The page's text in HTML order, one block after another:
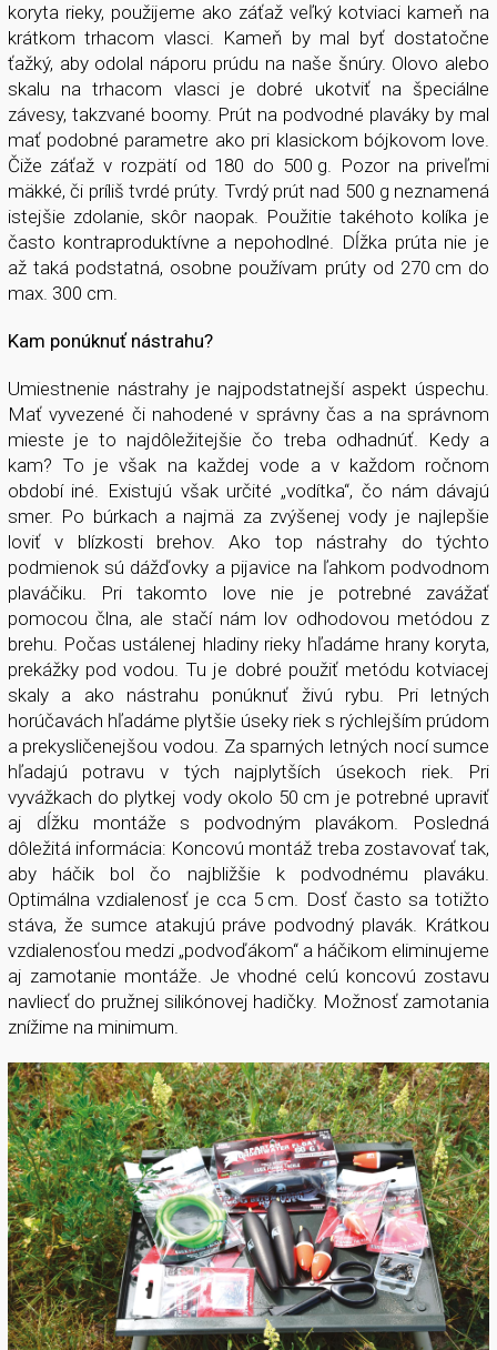
koryta rieky, použijeme ako záťaž veľký kotviaci kameň na
krátkom trhacom vlasci. Kameň by mal byť dostatočne
ťažký, aby odolal náporu prúdu na naše šnúry. Olovo alebo
skalu na trhacom vlasci je dobré ukotviť na špeciálne
závesy, takzvané boomy. Prút na podvodné plaváky by mal
mať podobné parametre ako pri klasickom bójkovom love.
Čiže záťaž v rozpätí od 180 do 500 g. Pozor na priveľmi
mäkké, či príliš tvrdé prúty. Tvrdý prút nad 500 g neznamená
istejšie zdolanie, skôr naopak. Použitie takéhoto kolíka je
často kontraproduktívne a nepohodlné. Dĺžka prúta nie je
až taká podstatná, osobne používam prúty od 270 cm do
max. 300 cm.
Kam ponúknuť nástrahu?
Umiestnenie nástrahy je najpodstatnejší aspekt úspechu.
Mať vyvezené či nahodené v správny čas a na správnom
mieste je to najdôležitejšie čo treba odhadnúť. Kedy a
kam? To je však na každej vode a v každom ročnom
období iné. Existujú však určité „vodítka“, čo nám dávajú
smer. Po búrkach a najmä za zvýšenej vody je najlepšie
loviť v blízkosti brehov. Ako top nástrahy do týchto
podmienok sú dážďovky a pijavice na ľahkom podvodnom
plaváčiku. Pri takomto love nie je potrebné zavážať
pomocou člna, ale stačí nám lov odhodovou metódou z
brehu. Počas ustálenej hladiny rieky hľadáme hrany koryta,
prekážky pod vodou. Tu je dobré použiť metódu kotviacej
skaly a ako nástrahu ponúknuť živú rybu. Pri letných
horúčavách hľadáme plytšie úseky riek s rýchlejším prúdom
a prekysličenejšou vodou. Za sparných letných nocí sumce
hľadajú potravu v tých najplytších úsekoch riek. Pri
vyvážkach do plytkej vody okolo 50 cm je potrebné upraviť
aj dĺžku montáže s podvodným plavákom. Posledná
dôležitá informácia: Koncovú montáž treba zostavovať tak,
aby háčik bol čo najbližšie k podvodnému plaváku.
Optimálna vzdialenosť je cca 5 cm. Dosť často sa totižto
stáva, že sumce atakujú práve podvodný plavák. Krátkou
vzdialenosťou medzi „podvoďákom“ a háčikom eliminujeme
aj zamotanie montáže. Je vhodné celú koncovú zostavu
navliecť do pružnej silikónovej hadičky. Možnosť zamotania
znížime na minimum.